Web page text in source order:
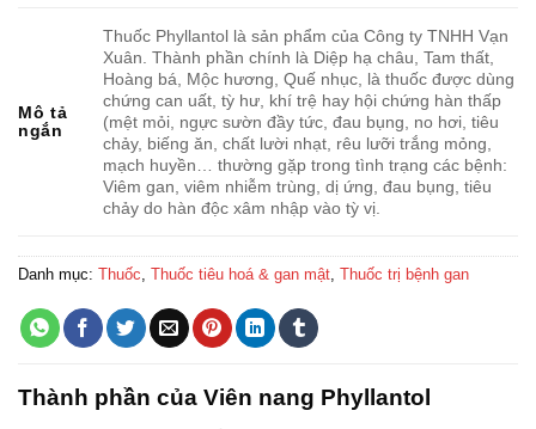
Mô tả
ngắn
Thuốc Phyllantol là sản phẩm của Công ty TNHH Vạn
Xuân. Thành phần chính là Diệp hạ châu, Tam thất,
Hoàng bá, Mộc hương, Quế nhục, là thuốc được dùng
chứng can uất, tỳ hư, khí trệ hay hội chứng hàn thấp
(mệt mỏi, ngực sườn đầy tức, đau bụng, no hơi, tiêu
chảy, biếng ăn, chất lười nhạt, rêu lưỡi trắng mỏng,
mạch huyền… thường gặp trong tình trạng các bệnh:
Viêm gan, viêm nhiễm trùng, dị ứng, đau bụng, tiêu
chảy do hàn độc xâm nhập vào tỳ vị.
Danh mục: Thuốc Thuốc tiêu hoá & gan mật Thuốc trị bệnh gan
Thành phần của Viên nang Phyllantol